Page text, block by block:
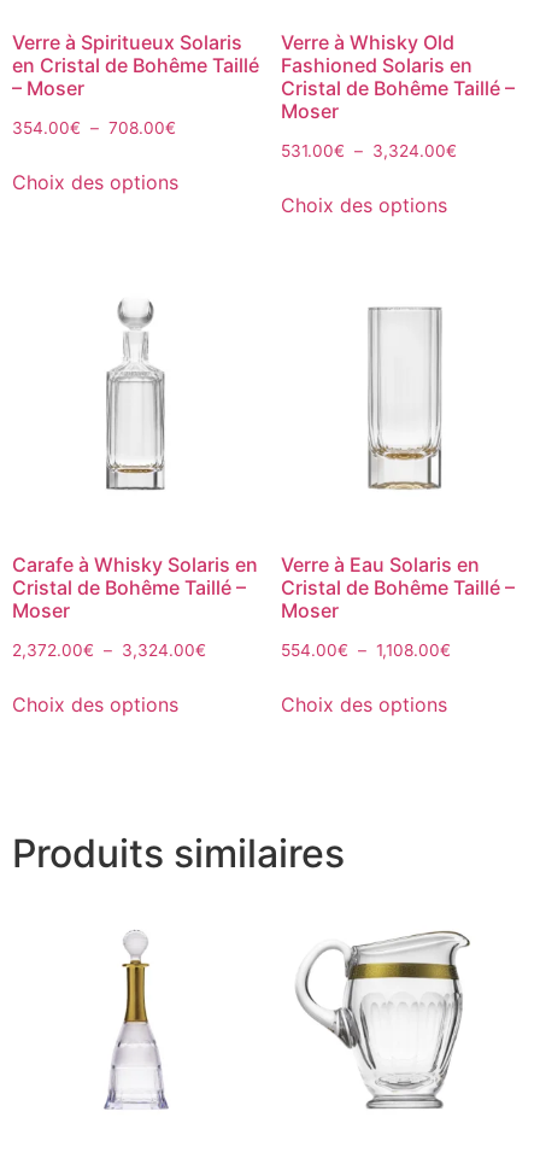
Verre à Spiritueux Solaris
en Cristal de Bohême Taillé
– Moser
354.00€ – 708.00€
Choix des options
Verre à Whisky Old
Fashioned Solaris en
Cristal de Bohême Taillé –
Moser
531.00€ – 3,324.00€
Choix des options
Carafe à Whisky Solaris en
Cristal de Bohême Taillé –
Moser
2,372.00€ – 3,324.00€
Choix des options
Verre à Eau Solaris en
Cristal de Bohême Taillé –
Moser
554.00€ – 1,108.00€
Choix des options
Produits similaires